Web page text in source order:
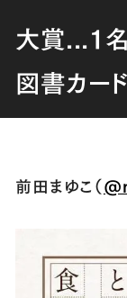
大賞...１
図書カード
前田まゆこ（